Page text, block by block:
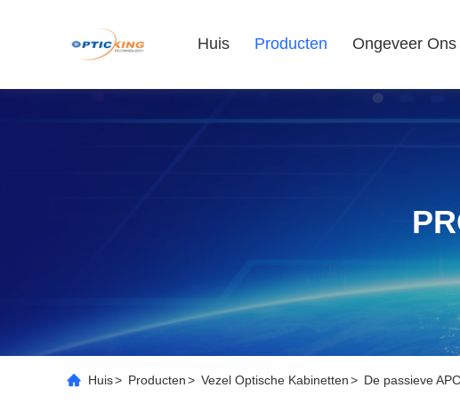
Huis Producten Ongeveer Ons
Huis> Producten> Vezel Optische Kabinetten> De passieve